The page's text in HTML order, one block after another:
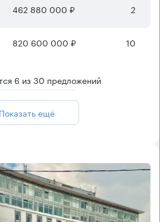
462 880 000 ₽ 2
820 600 000 ₽ 10
6 из30 предложений
Показать ещё